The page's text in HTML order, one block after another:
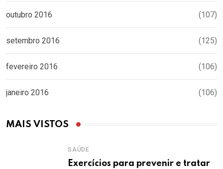
outubro 2016 (107)
setembro 2016 (125)
fevereiro 2016 (106)
janeiro 2016 (106)
MAIS VISTOS
SAÚDE
Exercícios para prevenir e tratar